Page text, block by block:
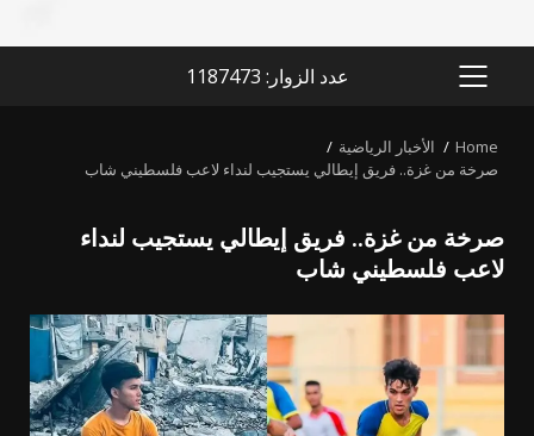
PRIMARY
عدد الزوار: 1187473
Home
الأخبار الرياضية
صرخة من غزة.. فريق إيطالي يستجيب لنداء لاعب فلسطيني شاب
صرخة من غزة.. فريق إيطالي يستجيب لنداء
لاعب فلسطيني شاب